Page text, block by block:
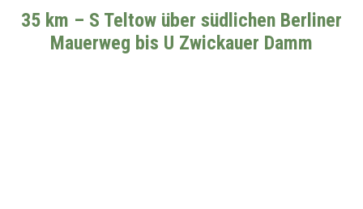
35 km – S Teltow über südlichen Berliner
Mauerweg bis U Zwickauer Damm